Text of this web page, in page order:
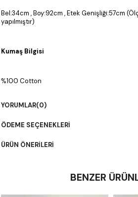
Bel:34cm , Boy:92cm , Etek Genişliği:57cm
yapılmıştır)
Kumaş Bilgisi
%100 Cotton
YORUMLAR(0)
ÖDEME SEÇENEKLERI
ÜRÜN ÖNERILERI
BENZER